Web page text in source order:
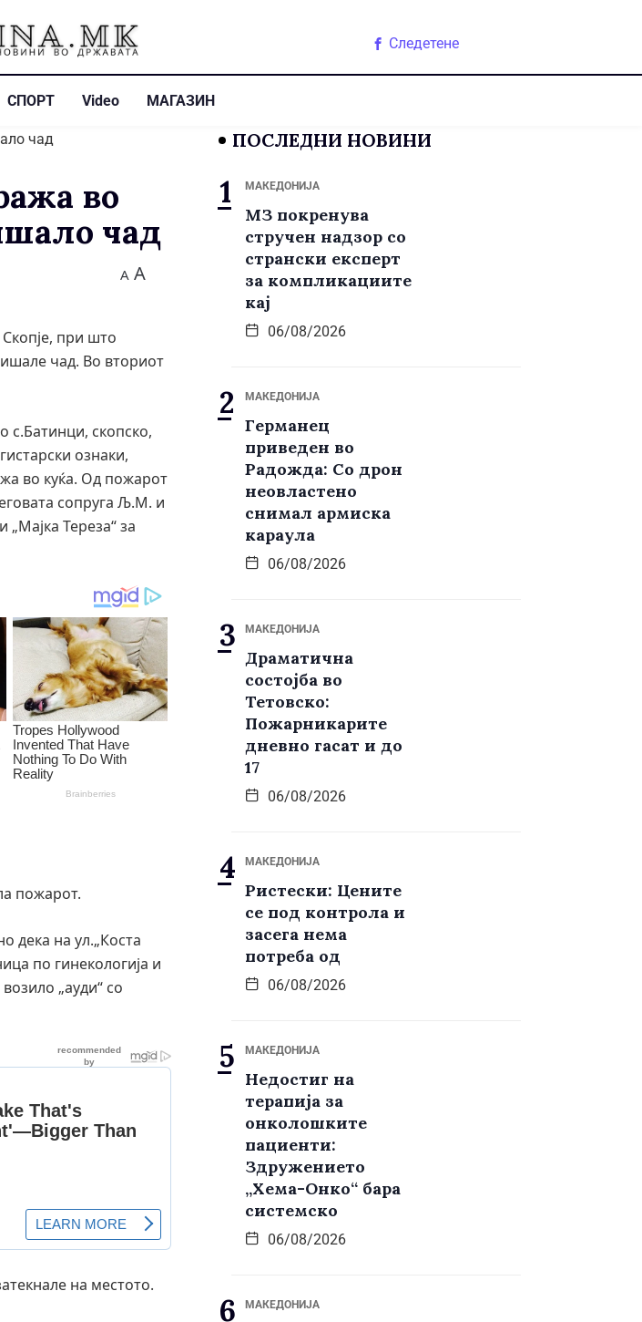
Следетене
СПОРТ Video МАГАЗИН
во
чад
A A
при што
чад. Во вториот
с.Батинци, скопско,
ознаки,
во куќа. Од пожарот
сопруга Љ.М. и
Тереза“ за
пожарот.
дека на ул.„Коста
по гинекологија и
„ауди“ со
на местото.
ПОСЛЕДНИ НОВИНИ
МАКЕДОНИЈА
МЗ покренува
стручен надзор со
странски експерт
за компликациите
кај
06/08/2026
МАКЕДОНИЈА
Германец
приведен во
Радожда: Со дрон
неовластено
снимал армиска
караула
06/08/2026
МАКЕДОНИЈА
Драматична
состојба во
Тетовско:
Пожарникарите
дневно гасат и до
17
06/08/2026
МАКЕДОНИЈА
Ристески: Цените
се под контрола и
засега нема
потреба од
06/08/2026
МАКЕДОНИЈА
Недостиг на
терапија за
онколошките
пациенти:
Здружението
„Хема-Онко“ бара
системско
06/08/2026
МАКЕДОНИЈА